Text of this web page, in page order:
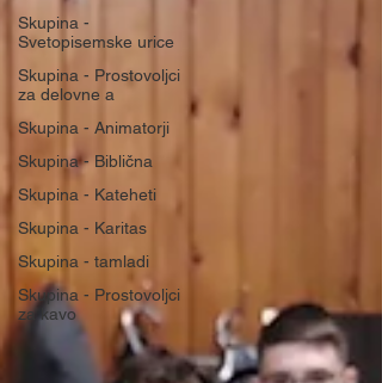
Skupina -
Svetopisemske urice
Skupina - Prostovoljci
za delovne a
Skupina - Animatorji
Skupina - Biblična
Skupina - Kateheti
Skupina - Karitas
Skupina - tamladi
Skupina - Prostovoljci
za kavo